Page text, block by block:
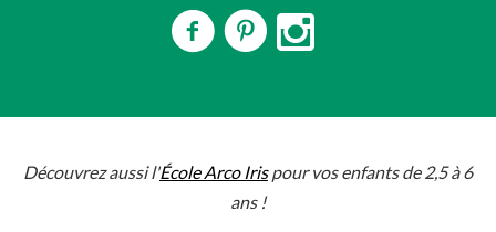
Découvrez aussi l'École Arco Irispour vos enfants de 2,5 à 6
ans !